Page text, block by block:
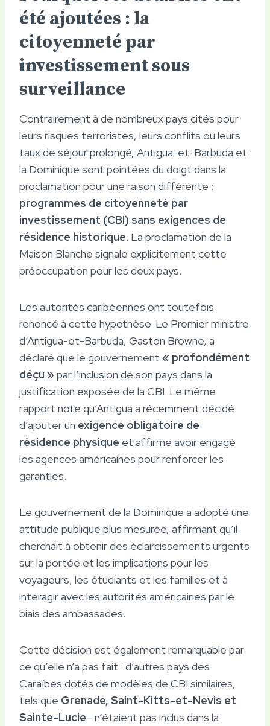
été ajoutées : la
citoyenneté par
investissement sous
surveillance
Contrairement à de nombreux pays cités pour
leurs risques terroristes, leurs conflits ou leurs
taux de séjour prolongé, Antigua-et-Barbuda et
la Dominique sont pointées du doigt dans la
proclamation pour une raison différente :
programmes de citoyenneté par
investissement (CBI) sans exigences de
résidence historique. La proclamation de la
Maison Blanche signale explicitement cette
préoccupation pour les deux pays.
Les autorités caribéennes ont toutefois
renoncé à cette hypothèse. Le Premier ministre
d’Antigua-et-Barbuda, Gaston Browne, a
déclaré que le gouvernement « profondément
déçu » par l’inclusion de son pays dans la
justification exposée de la CBI. Le même
rapport note qu’Antigua a récemment décidé
d’ajouter un exigence obligatoire de
résidence physique et affirme avoir engagé
les agences américaines pour renforcer les
garanties.
Le gouvernement de la Dominique a adopté une
attitude publique plus mesurée, affirmant qu’il
cherchait à obtenir des éclaircissements urgents
sur la portée et les implications pour les
voyageurs, les étudiants et les familles et à
interagir avec les autorités américaines par le
biais des ambassades.
Cette décision est également remarquable par
ce qu’elle n’a pas fait : d’autres pays des
Caraïbes dotés de modèles de CBI similaires,
tels que Grenade, Saint-Kitts-et-Nevis et
Sainte-Lucie– n’étaient pas inclus dans la